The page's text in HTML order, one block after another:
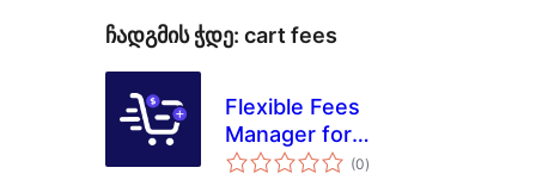
ჩადგმის ჭდე: cart fees
Flexible Fees
Manager for
WooCommerce
(0საერთო
რეიტინგი
)